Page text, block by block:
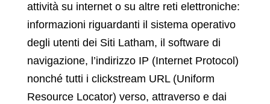
attività su internet o su altre reti elettroniche:
informazioni riguardanti il sistema operativo
degli utenti dei Siti Latham, il software di
navigazione, l’indirizzo IP (Internet Protocol)
nonché tutti i clickstream URL (Uniform
Resource Locator) verso, attraverso e dai